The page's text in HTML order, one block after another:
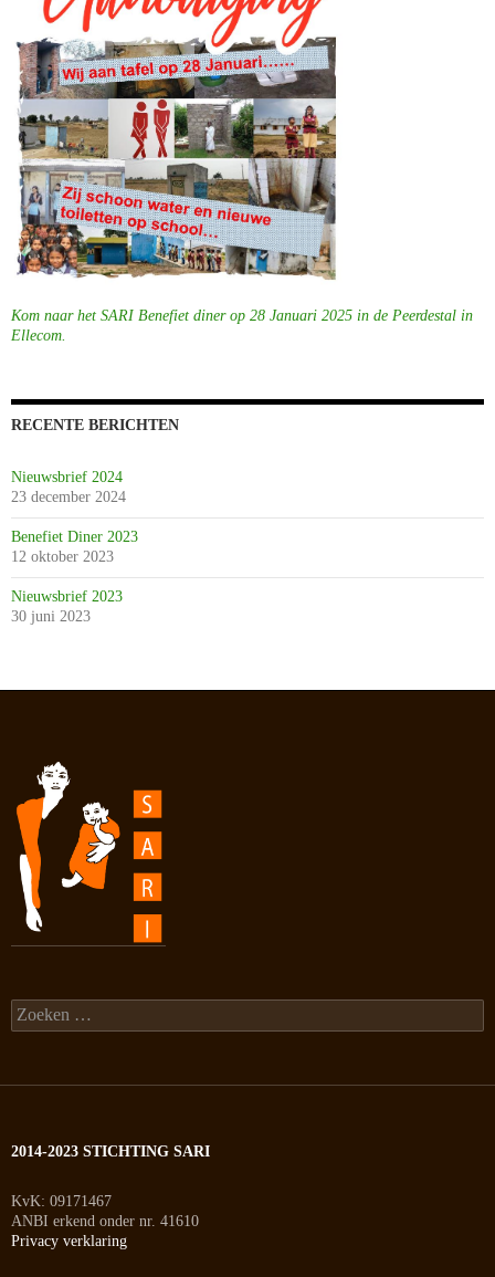
Kom naar het SARI Benefiet diner op 28 Januari 2025 in de Peerdestal in
Ellecom.
RECENTE BERICHTEN
Nieuwsbrief 2024
23 december 2024
Benefiet Diner 2023
12 oktober 2023
Nieuwsbrief 2023
30 juni 2023
Zoeken
naar:
2014-2023 STICHTING SARI
KvK: 09171467
ANBI erkend onder nr. 41610
Privacy verklaring